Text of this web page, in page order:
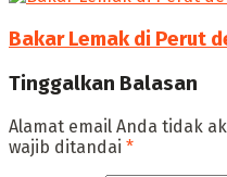
Bakar Lemak di Perut
Tinggalkan Balasan
Alamat email Anda tidak
wajib ditandai *